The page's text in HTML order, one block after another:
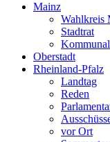
Mainz
Wahlkreis
Stadtrat
Oberstadt
Rheinland-Pfalz
Landtag
Reden
vor Ort